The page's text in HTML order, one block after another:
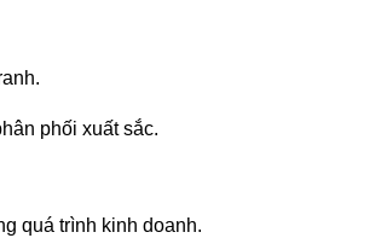
phối xuất sắc.
quá trình kinh doanh.